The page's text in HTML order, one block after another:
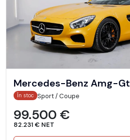
Mercedes-Benz Amg-Gt
În stoc Sport / Coupe
99.500 €
82.231 € NET